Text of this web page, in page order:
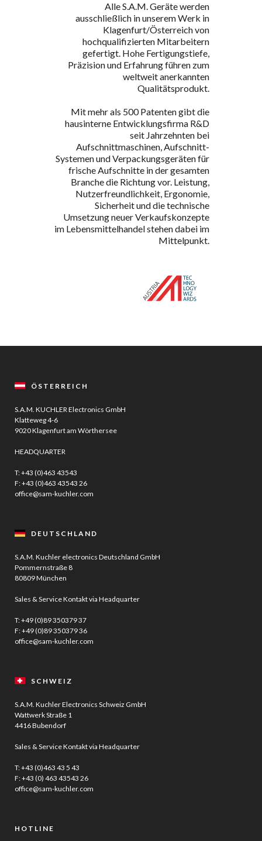
Alle S.A.M. Geräte werden
ausschließlich in unserem Werk in
Klagenfurt/Österreich von
hochqualifizierten Mitarbeitern
gefertigt. Hohe Fertigungstiefe,
Präzision und Erfahrung führen zum
weltweit anerkannten
Qualitätsprodukt.
Mit mehr als 500 Patenten gibt die
hausinterne Entwicklungsfirma R&D
seit Jahrzehnten bei
Aufschnittmaschinen, Aufschnitt-
Systemen und Verpackungsgeräten für
frische Aufschnitte in der gesamten
Branche die Richtung vor. Leistung,
Nutzerfreundlichkeit, Ergonomie,
Sicherheit und die technische
Umsetzung neuer Verkaufskonzepte
im Lebensmittelhandel stehen dabei im
Mittelpunkt.
ÖSTERREICH
S.A.M. KUCHLER Electronics GmbH
Klatteweg 4-6
9020 Klagenfurt am Wörthersee
HEADQUARTER
T:+43 (0)463 43543
F: +43 (0)463 43543 26
office@sam-kuchler.com
DEUTSCHLAND
S.A.M. Kuchler electronics Deutschland GmbH
Pommernstraße 8
80809 München
Sales & Service Kontakt via Headquarter
T:+49 (0)89 350379 37
F: +49 (0)89 350379 36
office@sam-kuchler.com
SCHWEIZ
S.A.M. Kuchler Electronics Schweiz GmbH
Wattwerk Straße 1
4416 Bubendorf
Sales & Service Kontakt via Headquarter
T:+43 (0)463 43 5 43
F: +43 (0) 463 43543 26
office@sam-kuchler.com
HOTLINE